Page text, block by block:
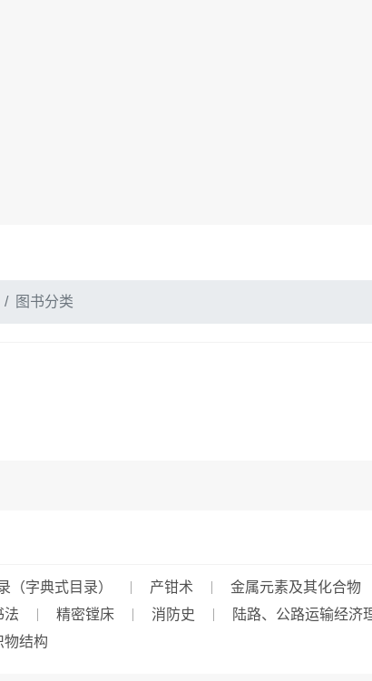
图书分类
（字典式目录） 产钳术 金属元素及其化合物
法 精密镗床 消防史
陆路、公路运输经济
物结构